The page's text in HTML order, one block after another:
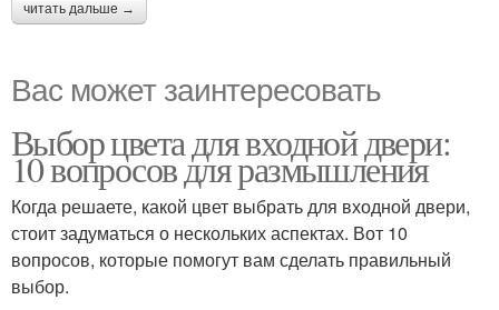
читать дальше →
Вас может заинтересовать
Выбор цвета для входной двери:
10 вопросов для размышления
Когда решаете, какой цвет выбрать для входной двери,
стоит задуматься о нескольких аспектах. Вот 10
вопросов, которые помогут вам сделать правильный
выбор.